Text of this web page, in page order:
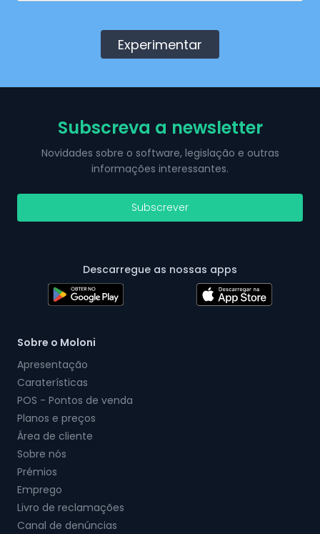
Experimentar
Subscreva a newsletter
Novidades sobre o software, legislação e outras
informações interessantes.
Subscrever
Descarregue as nossas apps
Sobre o Moloni
Apresentação
Caraterísticas
POS - Pontos de venda
Planos e preços
Área de cliente
Sobre nós
Prémios
Emprego
Livro de reclamações
Canal de denúncias